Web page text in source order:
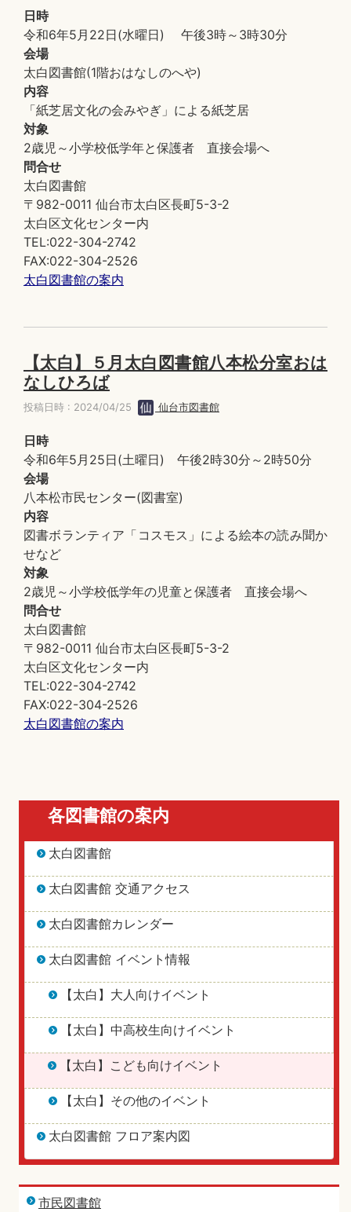
日時
令和6年5月22日(水曜日) 午後3時～3時30分
会場
太白図書館(1階おはなしのへや)
内容
「紙芝居文化の会みやぎ」による紙芝居
対象
2歳児～小学校低学年と保護者 直接会場へ
問合せ
太白図書館
〒982-0011 仙台市太白区長町5-3-2
太白区文化センター内
TEL:022-304-2742
FAX:022-304-2526
太白図書館の案内
【太白】５月太白図書館八本松分室おは
なしひろば
投稿日時 : 2024/04/25 仙台市図書館
日時
令和6年5月25日(土曜日) 午後2時30分～2時50分
会場
八本松市民センター(図書室)
内容
図書ボランティア「コスモス」による絵本の読み聞か
せなど
対象
2歳児～小学校低学年の児童と保護者 直接会場へ
問合せ
太白図書館
〒982-0011 仙台市太白区長町5-3-2
太白区文化センター内
TEL:022-304-2742
FAX:022-304-2526
太白図書館の案内
各図書館の案内
太白図書館
太白図書館 交通アクセス
太白図書館カレンダー
太白図書館 イベント情報
【太白】大人向けイベント
【太白】中高校生向けイベント
【太白】こども向けイベント
【太白】その他のイベント
太白図書館 フロア案内図
市民図書館